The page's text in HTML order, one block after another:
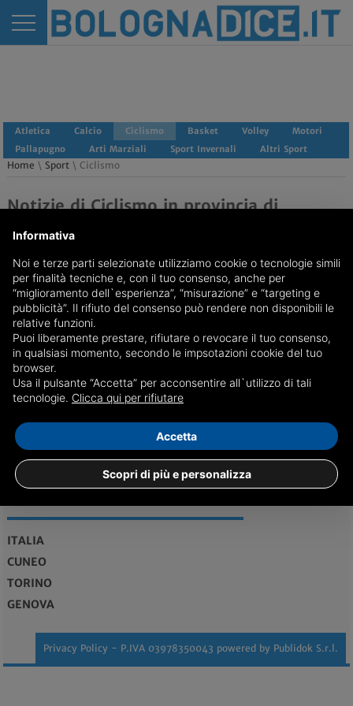
Atletica Calcio Ciclismo Basket Volley
Motori
Pallapugno
Arti Marziali Sport Invernali Altri Sport
Home \ Sport\ Ciclismo
Notizie di Ciclismo in provincia di
Bologna
REDAZIONE
redazione@bolognadice.it
Maggiori informazioni...
Vendita case Bologna
ITALIA
CUNEO
TORINO
GENOVA
Privacy Policy - P.IVA 03978350043 powered by Publidok S.r.l.
Informativa
Noi e terze parti selezionate utilizziamo cookie o tecnologie simili
per finalità tecniche e, con il tuo consenso, anche per
“miglioramento dell`esperienza”, “misurazione” e “targeting e
pubblicità”. Il rifiuto del consenso può rendere non disponibili le
relative funzioni.
Puoi liberamente prestare, rifiutare o revocare il tuo consenso,
in qualsiasi momento, secondo le impsotazioni cookie del tuo
browser.
Usa il pulsante “Accetta” per acconsentire all`utilizzo di tali
tecnologie. Clicca qui per rifiutare
Scopri di più e personalizza
Accetta